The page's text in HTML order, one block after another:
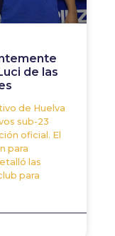
de las
de Huelva
sub-23
oficial. El
para
las
para